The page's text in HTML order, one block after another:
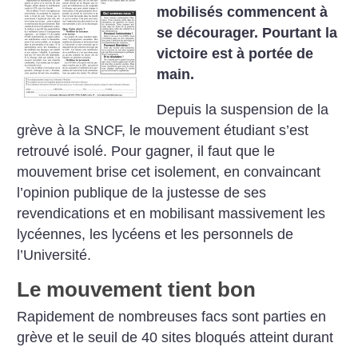
mobilisés commencent à
se décourager. Pourtant la
victoire est à portée de
main.
Depuis la suspension de la
grève à la SNCF, le mouvement étudiant s’est
retrouvé isolé. Pour gagner, il faut que le
mouvement brise cet isolement, en convaincant
l’opinion publique de la justesse de ses
revendications et en mobilisant massivement les
lycéennes, les lycéens et les personnels de
l’Université.
Le mouvement tient bon
Rapidement de nombreuses facs sont parties en
grève et le seuil de 40 sites bloqués atteint durant